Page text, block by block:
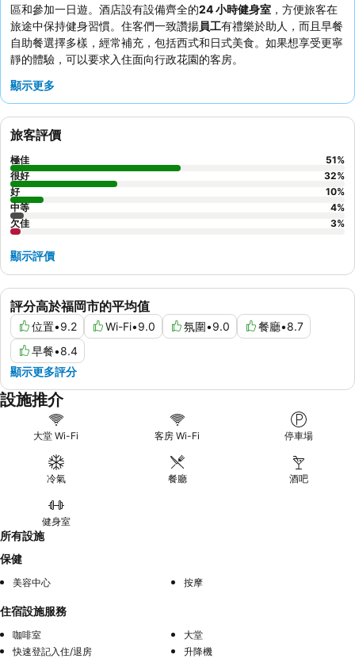
區和參加一日遊。酒店設有設備齊全的24 小時健身室 ，方便旅客在
旅途中保持健身習慣。住客們一致讚揚員工有禮樂於助人，而且早餐
自助餐選擇多樣，經常補充，包括西式和日式美食。如果想享受更寧
靜的體驗，可以要求入住面向行政花園的客房。
顯示更多
評分高於福岡市的平均值
位置•9.2 Wi-Fi•9.0 氛圍•9.0 餐廳•8.7
早餐•8.4
顯示更多評分
旅客評價
極佳 51%
很好
32%
好
10%
中等
4%
欠佳
3%
顯示評價
設施推介
大堂 Wi-Fi 客房 Wi-Fi 停車場
冷氣 餐廳 酒吧
健身室
所有設施
保健
美容中心 按摩
住宿設施服務
咖啡室
大堂
快速登記入住/退房
升降機